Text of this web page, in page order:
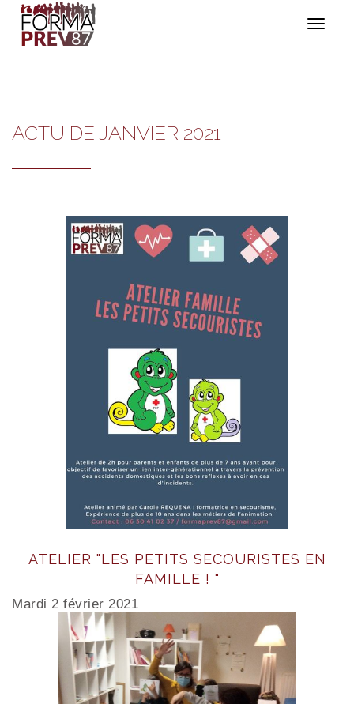
Toggle
ACTU DE JANVIER 2021
ATELIER "LES PETITS SECOURISTES EN
FAMILLE ! "
Mardi 2 février 2021